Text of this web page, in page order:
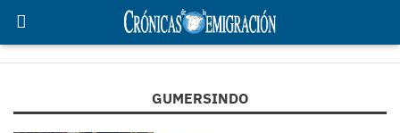
GUMERSINDO